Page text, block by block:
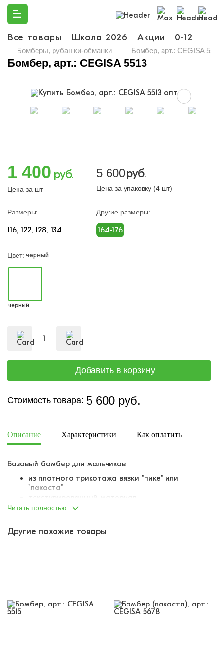
Все товары Школа 2026 Акции 0-12
Бомберы, рубашки-обманки Бомбер, арт.: CEGISA
Бомбер, арт.: CEGISA 5513
1 400 руб.
Цена за шт
5 600руб.
Цена за упаковку (4 шт)
Размеры:
116 122 128 134
Другие размеры:
164-176
Цвет: черный
черный
Стоимость товара: 5 600 руб.
Описание Характеристики Как оплатить
Базовый бомбер для мальчиков
из плотного трикотажа вязки "пике" или
"лакоста"
текстурированный материал
плотный, очень хорошо держит форму и объем
слегка опущенная линия плеча
Читать полностью
Другие похожие товары